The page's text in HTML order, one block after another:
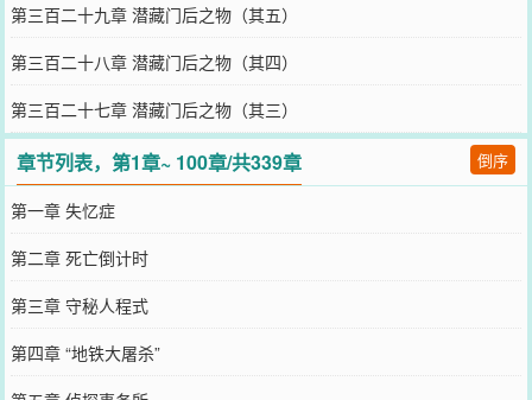
第三百二十九章 潜藏门后之物（其五）
第三百二十八章 潜藏门后之物（其四）
第三百二十七章 潜藏门后之物（其三）
章节列表，第1章~ 100章/共339章 倒序
第一章 失忆症
第二章 死亡倒计时
第三章 守秘人程式
第四章 “地铁大屠杀”